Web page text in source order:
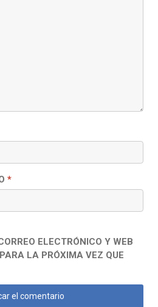
*
ELECTRÓNICO Y WEB
LA PRÓXIMA VEZ QUE